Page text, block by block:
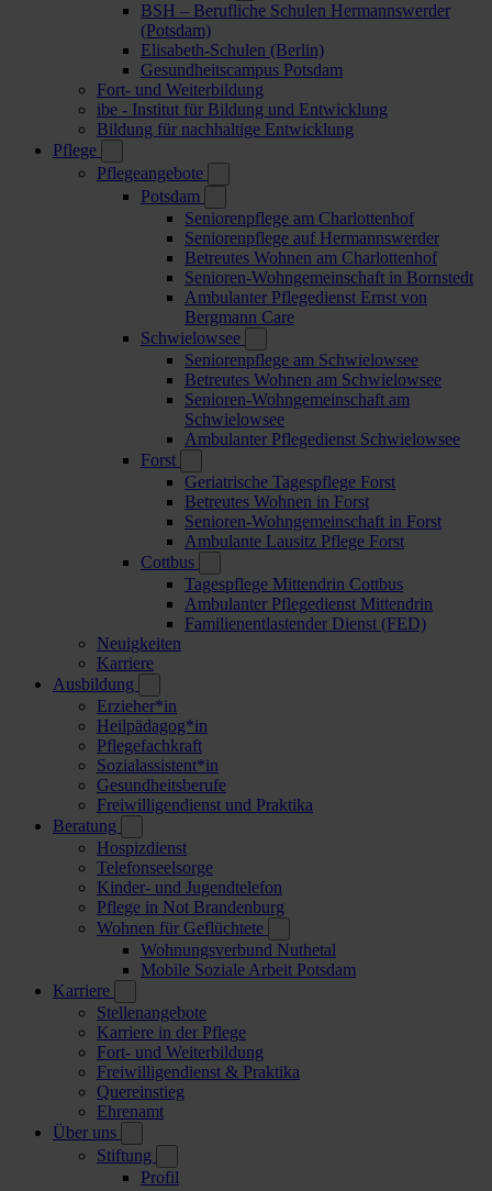
BSH – Berufliche Schulen Hermannswerder
(Potsdam)
Elisabeth-Schulen (Berlin)
Gesundheitscampus Potsdam
Fort- und Weiterbildung
ibe - Institut für Bildung und Entwicklung
Bildung für nachhaltige Entwicklung
Pflege
Pflegeangebote
Potsdam
Seniorenpflege am Charlottenhof
Seniorenpflege auf Hermannswerder
Betreutes Wohnen am Charlottenhof
Senioren-Wohngemeinschaft in Bornstedt
Ambulanter Pflegedienst Ernst von
Bergmann Care
Schwielowsee
Seniorenpflege am Schwielowsee
Betreutes Wohnen am Schwielowsee
Senioren-Wohngemeinschaft am
Schwielowsee
Ambulanter Pflegedienst Schwielowsee
Forst
Geriatrische Tagespflege Forst
Betreutes Wohnen in Forst
Senioren-Wohngemeinschaft in Forst
Ambulante Lausitz Pflege Forst
Cottbus
Tagespflege Mittendrin Cottbus
Ambulanter Pflegedienst Mittendrin
Familienentlastender Dienst (FED)
Neuigkeiten
Karriere
Ausbildung
Erzieher*in
Heilpädagog*in
Pflegefachkraft
Sozialassistent*in
Gesundheitsberufe
Freiwilligendienst und Praktika
Beratung
Hospizdienst
Telefonseelsorge
Kinder- und Jugendtelefon
Pflege in Not Brandenburg
Wohnen für Geflüchtete
Wohnungsverbund Nuthetal
Mobile Soziale Arbeit Potsdam
Karriere
Stellenangebote
Karriere in der Pflege
Fort- und Weiterbildung
Freiwilligendienst & Praktika
Quereinstieg
Ehrenamt
Über uns
Stiftung
Profil